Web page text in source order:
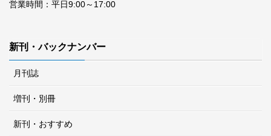
営業時間：平日9:00～17:00
新刊・バックナンバー
月刊誌
増刊・別冊
新刊・おすすめ